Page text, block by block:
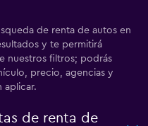
de renta de autos en
y te permitirá
nuestros filtros; podrás
precio, agencias y
aplicar.
de renta de